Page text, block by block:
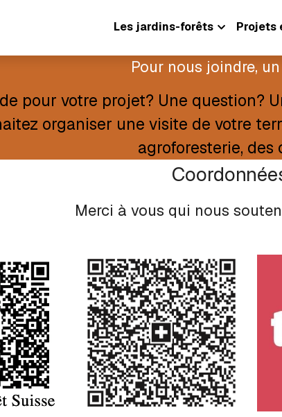
Les jardins-forêts Projets
Pour nous joindre,
pour votre projet? Une question?
organiser une visite de votre
agroforesterie,
Merci à vous qui nous